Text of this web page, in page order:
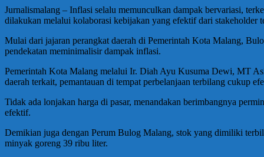
Jurnalismalang – Inflasi selalu memunculkan dampak bervariasi,
dilakukan melalui kolaborasi kebijakan yang efektif dari stakeholder
Mulai dari jajaran perangkat daerah di Pemerintah Kota Malang,
pendekatan meminimalisir dampak inflasi.
Pemerintah Kota Malang melalui Ir. Diah Ayu Kusuma Dewi, MT
daerah terkait, pemantauan di tempat perbelanjaan terbilang cukup
Tidak ada lonjakan harga di pasar, menandakan berimbangnya
efektif.
Demikian juga dengan Perum Bulog Malang, stok yang dimiliki
minyak goreng 39 ribu liter.